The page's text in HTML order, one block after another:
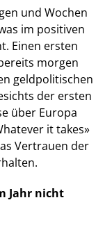
und Wochen
im positiven
Einen ersten
morgen
geldpolitischen
der ersten
über Europa
it takes»
Vertrauen der
Jahr nicht